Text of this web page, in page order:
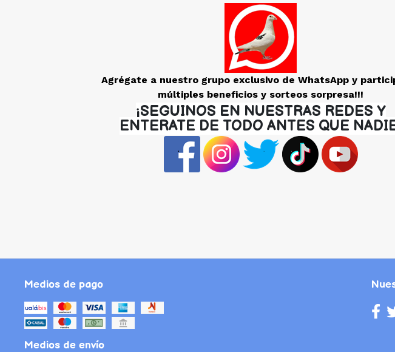
Agrégate a nuestro grupo exclusivo de WhatsApp y
múltiples beneficios y sorteos sorpresa!!!
¡SEGUINOS EN NUESTRAS REDES Y
ENTERATE DE TODO ANTES QUE
Medios de pago
Medios de envío